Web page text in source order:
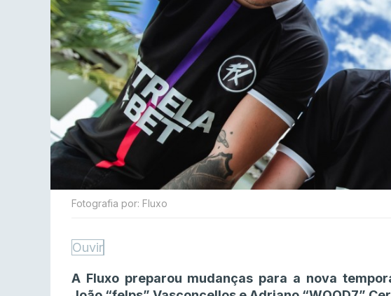
Fotografia por: Fluxo
Ouvir
A Fluxo preparou mudanças para a nova